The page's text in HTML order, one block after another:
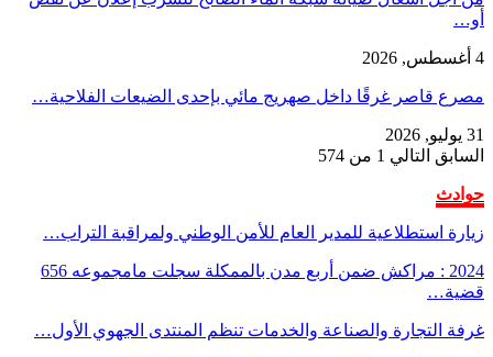
أو…
4 أغسطس, 2026
مصرع قاصر غرقًا داخل صهريج مائي بإحدى الضيعات الفلاحية…
31 يوليو, 2026
السابق التالي 1 من 574
حوادث
زيارة استطلاعية للمدير العام للأمن الوطني ولمراقبة التراب…
2024 : مراكش ضمن أربع مدن بالممكلة سجلت مامجموعه 656
قضية…
غرفة التجارة والصناعة والخدمات تنظم المنتدى الجهوي الأول…